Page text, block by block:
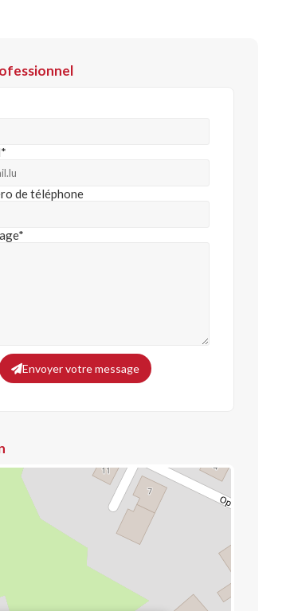
de téléphone
Envoyer votre message